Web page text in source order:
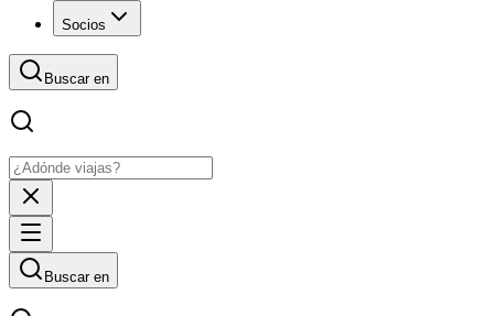
Socios
Buscar en
Buscar en